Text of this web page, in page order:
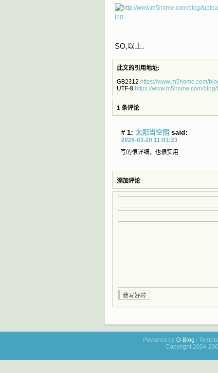
SO,以上.
此文的引用地址:
GB2312 https://www.m5home.com/
UTF-8 https://www.m5home.com/
1 条评论
# 1: 太阳当空照 said:
2026-03-20 11:01:23
写的很详细，也很实用
添加评论
Powered by O-Blog |
Copyright 2004-